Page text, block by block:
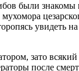
были знакомы
увидеть
зато
после